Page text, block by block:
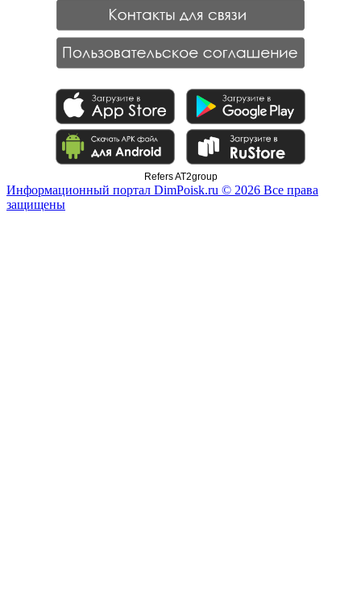
Refers AT2group
Информационный портал DimPoisk.ru © 2026 Все права
защищены